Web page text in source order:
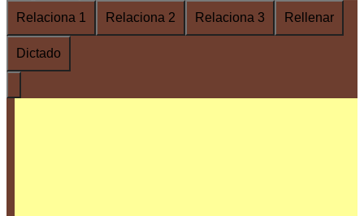
Relaciona 1
Relaciona 2 Relaciona 3 Rellenar
Dictado